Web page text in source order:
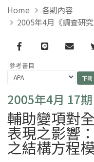
Home
各期內容
2005年4月《調查研
Facebook
line email
參考書目
2005年4月 17期
輔助變項對
表現之影響
之結構方程